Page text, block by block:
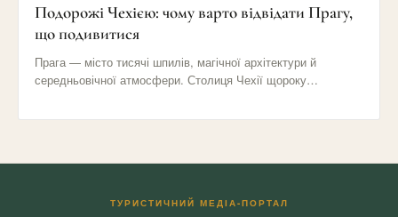
Подорожі Чехією: чому варто відвідати Прагу,
що подивитися
Прага — місто тисячі шпилів, магічної архітектури й
середньовічної атмосфери. Столиця Чехії щороку
ТУРИСТИЧНИЙ МЕДІА-ПОРТАЛ